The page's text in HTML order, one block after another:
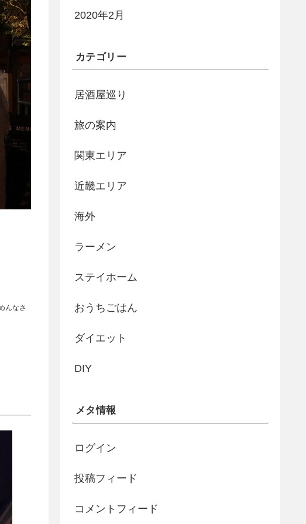
んなさ
2020年2月
カテゴリー
居酒屋巡り
旅の案内
関東エリア
近畿エリア
海外
ラーメン
ステイホーム
おうちごはん
ダイエット
DIY
メタ情報
ログイン
投稿フィード
コメントフィード